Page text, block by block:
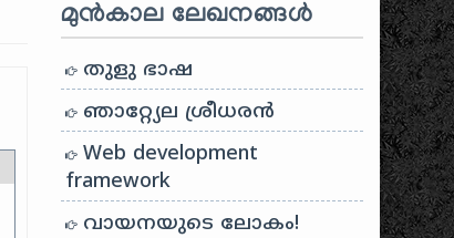
മുൻകാല ലേഖനങ്ങൾ
തുളു ഭാഷ
ഞാറ്റ്യേല ശ്രീധരൻ
Web development
framework
വായനയുടെ ലോകം!